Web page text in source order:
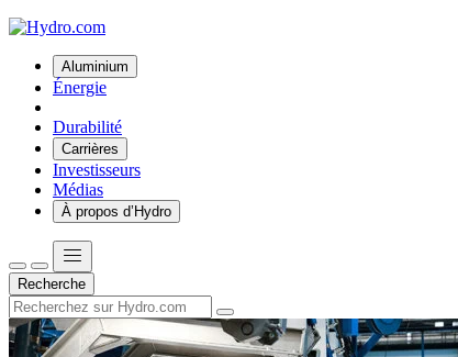
Aluminium
Énergie
Durabilité
Carrières
Investisseurs
Médias
À propos d’Hydro
Recherche